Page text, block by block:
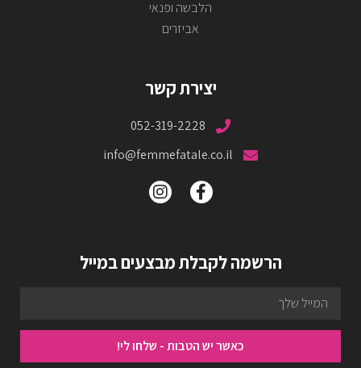
הלבשה ופנאי
אביזרים
יצירת קשר
052-319-2228
info@femmefatale.co.il
הרשמה לקבלת מבצעים במייל
כאשר יש הטבות - שלחו לי!